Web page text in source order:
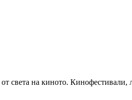
света на киното.